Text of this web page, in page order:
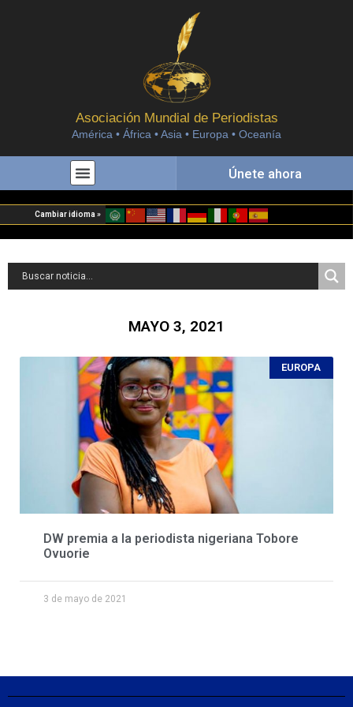
Asociación Mundial de Periodistas
América • África • Asia • Europa • Oceanía
Únete ahora
Cambiar idioma »
MAYO 3, 2021
EUROPA
DW premia a la periodista nigeriana Tobore
Ovuorie
3 de mayo de 2021